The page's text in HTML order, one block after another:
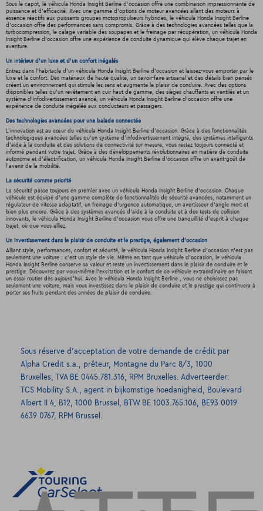
Sous le capot, le véhicula Honda Insight Berline d'occasion offre une combinaison impressionnante de
puissance et d'efficacité. Avec une gamme d'options de moteur avancées allant des moteurs à
essence réactifs aux puissants groupes motopropulseurs hybrides, le véhicula Honda Insight Berline
d'occasion offre des performances sans compromis. Grâce à des technologies avancées telles que la
turbocompression, le calage variable des soupapes et le freinage par récupération, un véhicula Honda
Insight Berline d'occasion offre une expérience de conduite dynamique qui élève chaque trajet en
aventure.
Un intérieur d’un luxe et d’un confort inégalés
Entrez dans l'habitacle d'un véhicula Honda Insight Berline d'occasion et laissez-vous emporter par le
luxe et le confort. Des matériaux de haute qualité, un savoir-faire artisanal et des détails bien pensés
créent un environnement qui stimule les sens et augmente le plaisir de conduire. Avec des options
disponibles telles qu'un revêtement en cuir haut de gamme, des sièges chauffants et ventilés et un
système d'infodivertissement avancé, un véhicula Honda Insight Berline d'occasion offre une
expérience de conduite inégalée aux conducteurs et passagers.
Des technologies avancées pour une balade connectée
L'innovation est au cœur du véhicula Honda Insight Berline d'occasion. Grâce à des fonctionnalités
technologiques avancées telles qu'un système d'infodivertissement intégré, des systèmes intelligents
d'aide à la conduite et des solutions de connectivité sur mesure, vous restez toujours connecté et
informé pendant votre trajet. Grâce à des développements révolutionnaires en matière de conduite
autonome et d'électrification, un véhicula Honda Insight Berline d'occasion offre un avant-goût de
l'avenir de la mobilité.
La sécurité comme priorité
La sécurité passe toujours en premier avec un véhicula Honda Insight Berline d'occasion. Chaque
véhicule est équipé d'une gamme complète de fonctionnalités de sécurité avancées, notamment un
régulateur de vitesse adaptatif, un freinage d'urgence automatique, un avertisseur d'angle mort et
bien plus encore. Grâce à des systèmes avancés d'aide à la conduite et à des tests de collision
innovants, le véhicula Honda Insight Berline d'occasion vous offre une tranquillité d'esprit à chaque
trajet, où que vous alliez.
Un investissement dans le plaisir de conduite et le prestige, également d'occasion
Alliant style, performances, confort et sécurité, le véhicula Honda Insight Berline d'occasion n'est pas
seulement une voiture : c'est un style de vie. Même en tant que véhicule d'occasion, le véhicula
Honda Insight Berline conserve sa valeur et reste un investissement dans le plaisir de conduire et le
prestige. Découvrez par vous-même l'excitation et le confort de ce véhicule extraordinaire en faisant
un essai routier dès aujourd'hui. Avec le véhicula Honda Insight Berline , vous ne choisissez pas
seulement une voiture, mais vous investissez dans le plaisir de conduire et le prestige qui continuera à
porter ses fruits pendant des années de plaisir de conduire.
Sous réserve d’acceptation de votre demande de crédit par
Alpha Credit s.a., prêteur, Montagne du Parc 8/3, 1000
Bruxelles, TVA BE 0445.781.316, RPM Bruxelles. Adverteerder:
TCS Mobility S.A., agent in bijkomstige hoedanigheid, Boulevard
Albert II 4, B12, 1000 Brussel, BTW BE 1003.765.106, BE93 0019
6639 0767, RPM Brussel.